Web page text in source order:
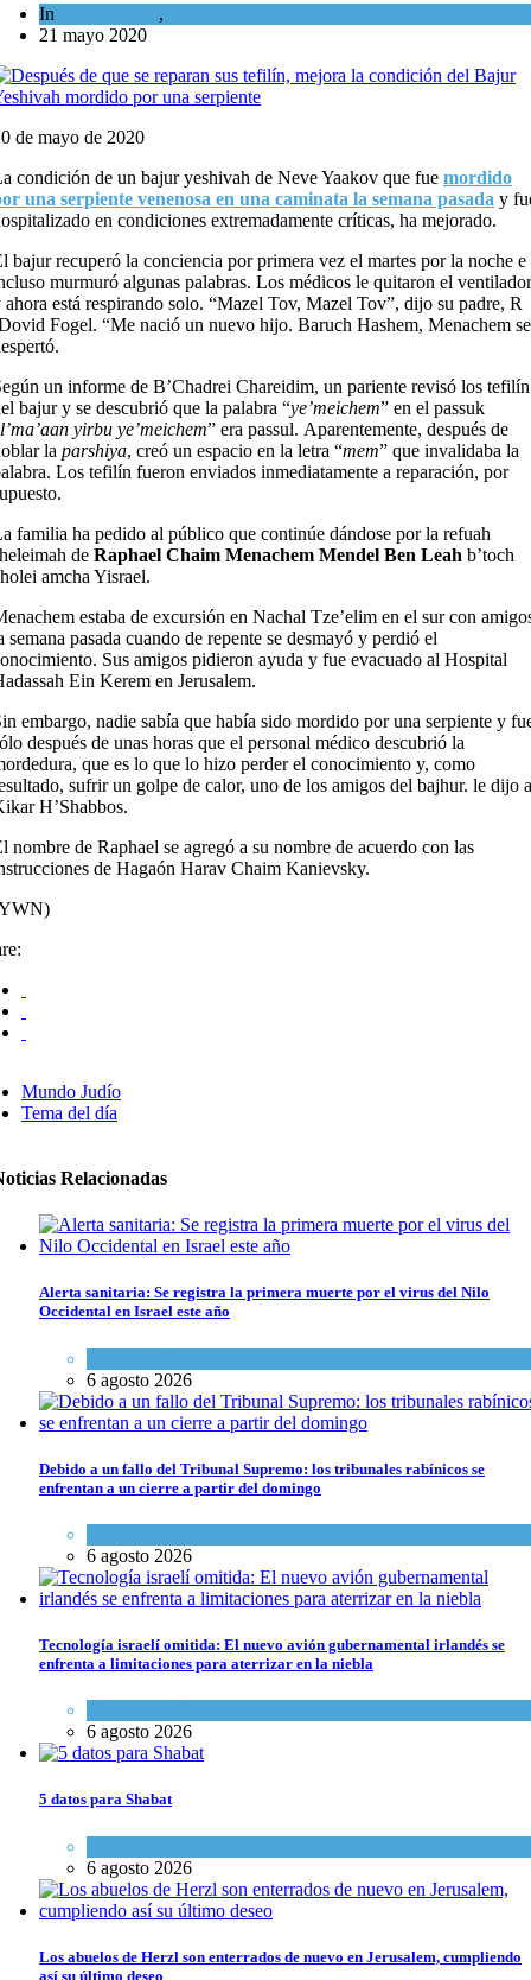
In ,
21 mayo 2020
de mayo de 2020
condición de un bajur yeshivah de Neve Yaakov que fue mordido
una serpiente venenosa en una caminata la semana pasada y
en condiciones extremadamente críticas, ha mejorado.
bajur recuperó la conciencia por primera vez el martes por la noche e
murmuró algunas palabras. Los médicos le quitaron el ventilador
ahora está respirando solo. “Mazel Tov, Mazel Tov”, dijo su padre, R
Fogel. “Me nació un nuevo hijo. Baruch Hashem, Menachem se
un informe de B’Chadrei Chareidim, un pariente revisó los tefilín
bajur y se descubrió que la palabra “ye’meichem” en el passuk
l’ma’aan yirbu ye’meichem” era passul. Aparentemente, después de
la parshiya, creó un espacio en la letra “mem” que invalidaba la
Los tefilín fueron enviados inmediatamente a reparación, por
familia ha pedido al público que continúe dándose por la refuah
de Raphael Chaim Menachem Mendel Ben Leah b’toch
amcha Yisrael.
estaba de excursión en Nachal Tze’elim en el sur con
semana pasada cuando de repente se desmayó y perdió el
Sus amigos pidieron ayuda y fue evacuado al Hospital
Ein Kerem en Jerusalem.
embargo, nadie sabía que había sido mordido por una serpiente y
después de unas horas que el personal médico descubrió la
que es lo que lo hizo perder el conocimiento y, como
sufrir un golpe de calor, uno de los amigos del bajhur. le dijo a
H’Shabbos.
nombre de Raphael se agregó a su nombre de acuerdo con las
de Hagaón Harav Chaim Kanievsky.
Mundo Judío
Tema del día
Relacionadas
Alerta sanitaria: Se registra la primera muerte por el virus del Nilo
Occidental en Israel este año
6 agosto 2026
Debido a un fallo del Tribunal Supremo: los tribunales rabínicos se
enfrentan a un cierre a partir del domingo
6 agosto 2026
Tecnología israelí omitida: El nuevo avión gubernamental irlandés se
enfrenta a limitaciones para aterrizar en la niebla
6 agosto 2026
5 datos para Shabat
6 agosto 2026
Los abuelos de Herzl son enterrados de nuevo en Jerusalem, cumpliendo
así su último deseo